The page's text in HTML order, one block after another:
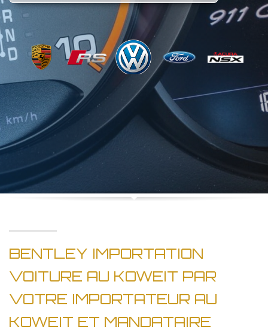
BENTLEY IMPORTATION
VOITURE AU KOWEIT PAR
VOTRE IMPORTATEUR AU
KOWEIT ET MANDATAIRE